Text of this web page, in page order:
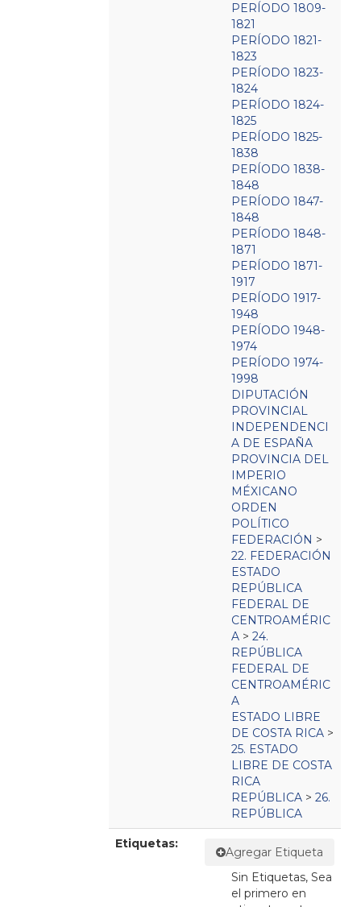
PERÍODO 1809-
1821
PERÍODO 1821-
1823
PERÍODO 1823-
1824
PERÍODO 1824-
1825
PERÍODO 1825-
1838
PERÍODO 1838-
1848
PERÍODO 1847-
1848
PERÍODO 1848-
1871
PERÍODO 1871-
1917
PERÍODO 1917-
1948
PERÍODO 1948-
1974
PERÍODO 1974-
1998
DIPUTACIÓN
PROVINCIAL
INDEPENDENCI
A DE ESPAÑA
PROVINCIA DEL
IMPERIO
MÉXICANO
ORDEN
POLÍTICO
FEDERACIÓN >
22. FEDERACIÓN
ESTADO
REPÚBLICA
FEDERAL DE
CENTROAMÉRIC
A> 24.
REPÚBLICA
FEDERAL DE
CENTROAMÉRIC
A
ESTADO LIBRE
DE COSTA RICA>
25. ESTADO
LIBRE DE COSTA
RICA
REPÚBLICA> 26.
REPÚBLICA
Etiquetas:
Agregar Etiqueta
Sin Etiquetas, Sea
el primero en